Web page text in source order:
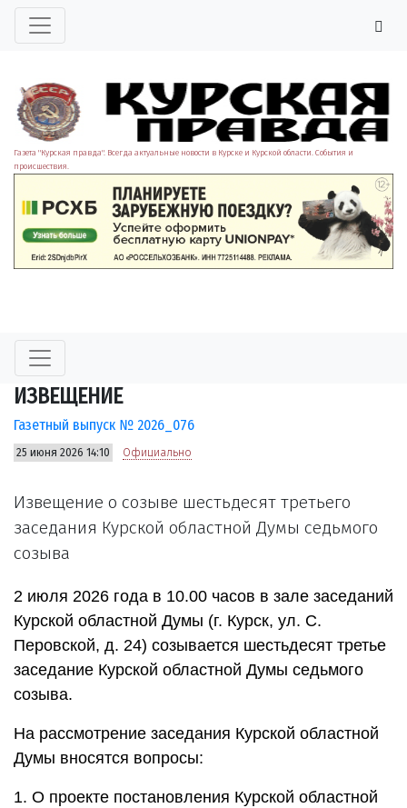
Газета "Курская правда". Всегда актуальные новости в Курске и Курской области. События и
происшествия.
ИЗВЕЩЕНИЕ
Газетный выпуск № 2026_076
25 июня 2026 14:10 Официально
Извещение о созыве шестьдесят третьего
заседания Курской областной Думы седьмого
созыва
2 июля 2026 года в 10.00 часов в зале заседаний
Курской областной Думы (г. Курск, ул. С.
Перовской, д. 24) созывается шестьдесят третье
заседание Курской областной Думы седьмого
созыва.
На рассмотрение заседания Курской областной
Думы вносятся вопросы:
1. О проекте постановления Курской областной